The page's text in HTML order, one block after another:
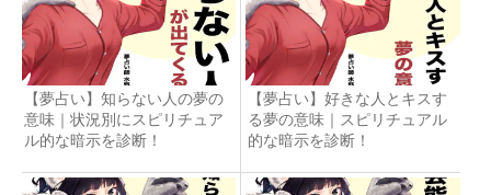
【夢占い】知らない人の夢の
意味｜状況別にスピリチュア
ル的な暗示を診断！
【夢占い】好きな人とキスす
る夢の意味｜スピリチュアル
的な暗示を診断！